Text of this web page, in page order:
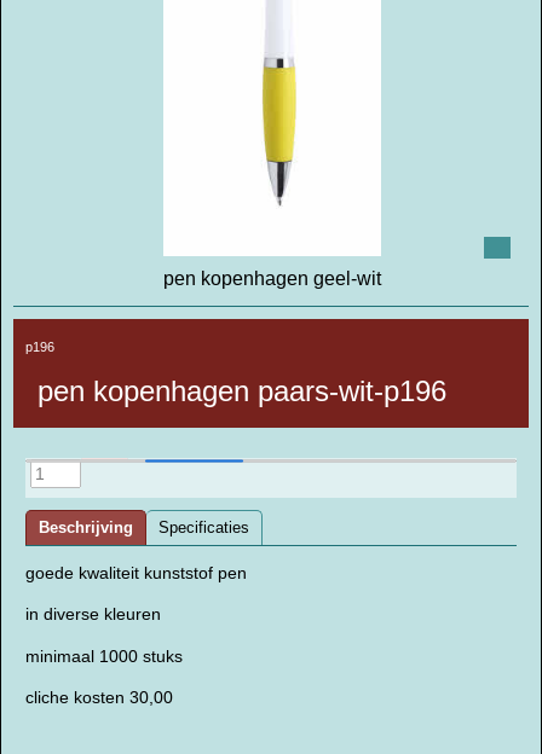
pen kopenhagen geel-wit
p196
pen kopenhagen paars-wit-p196
Beschrijving Specificaties
goede kwaliteit kunststof pen
in diverse kleuren
minimaal 1000 stuks
cliche kosten 30,00